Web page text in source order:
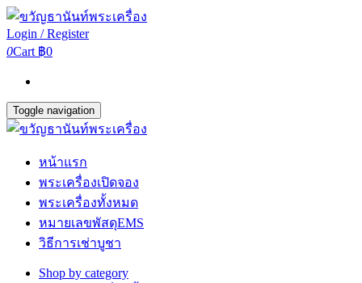
Login / Register
0Cart ฿0
Toggle navigation
หน้าแรก
พระเครื่องเปิดจอง
พระเครื่องทั้งหมด
หมายเลขพัสดุEMS
วิธีการเช่าบูชา
Shop by category